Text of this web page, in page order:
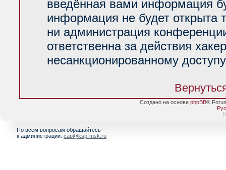
введённая вами информация
информация не будет открыта
ни администрация
ответственна за действия
несанкционированному
Создано на основе phpBB®
[
По всем вопросам обращайтесь
к администрации: cap@ksp-msk.ru